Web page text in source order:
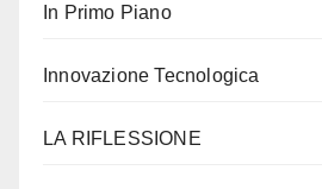
In Primo Piano
Innovazione Tecnologica
LA RIFLESSIONE